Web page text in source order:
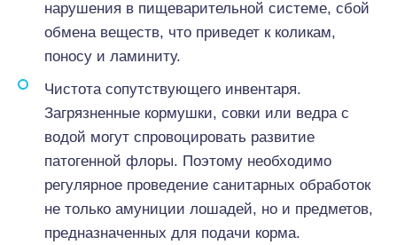
нарушения в пищеварительной системе, сбой
обмена веществ, что приведет к коликам,
поносу и ламиниту.
Чистота сопутствующего инвентаря.
Загрязненные кормушки, совки или ведра с
водой могут спровоцировать развитие
патогенной флоры. Поэтому необходимо
регулярное проведение санитарных обработок
не только амуниции лошадей, но и предметов,
предназначенных для подачи корма.